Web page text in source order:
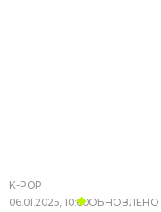
K-POP
06.01.2025, 10:00ОБНОВЛЕНО